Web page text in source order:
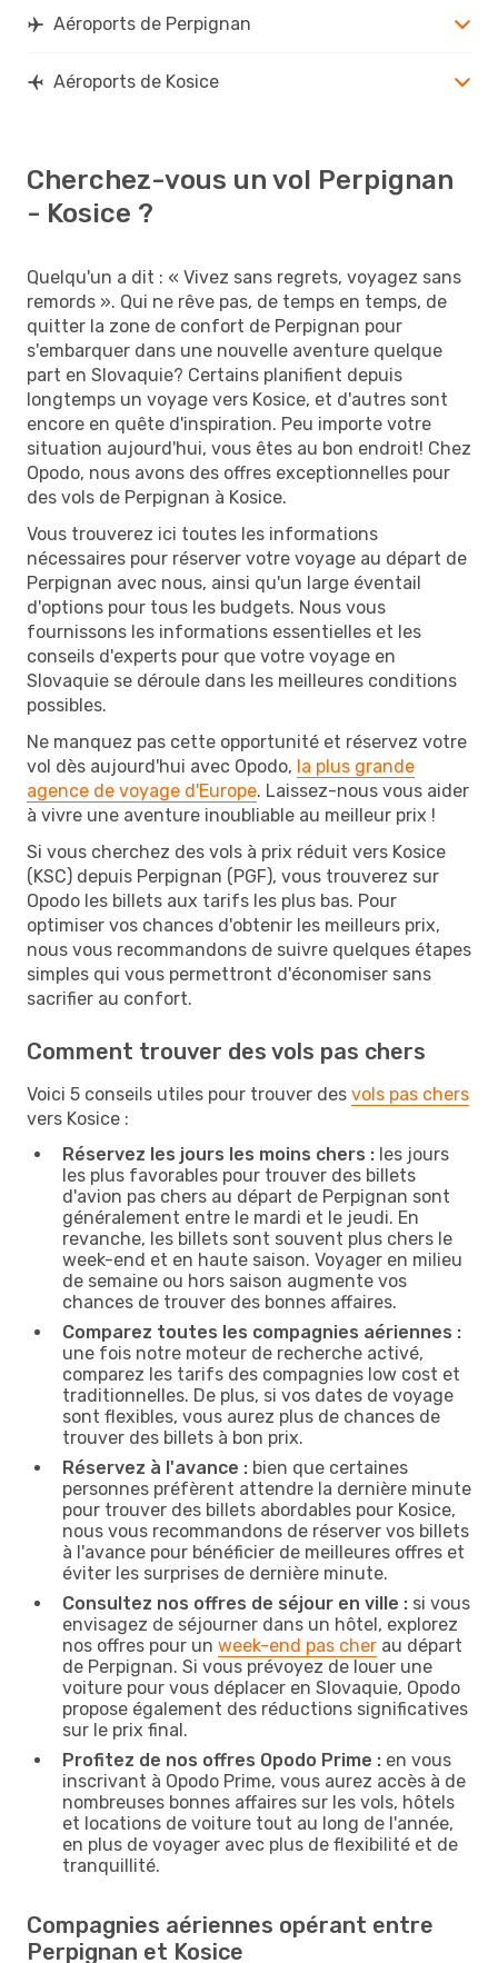
Aéroports de Perpignan
Aéroports de Kosice
Cherchez-vous un vol Perpignan
- Kosice ?
Quelqu'un a dit : « Vivez sans regrets, voyagez sans
remords ». Qui ne rêve pas, de temps en temps, de
quitter la zone de confort de Perpignan pour
s'embarquer dans une nouvelle aventure quelque
part en Slovaquie? Certains planifient depuis
longtemps un voyage vers Kosice, et d'autres sont
encore en quête d'inspiration. Peu importe votre
situation aujourd'hui, vous êtes au bon endroit! Chez
Opodo, nous avons des offres exceptionnelles pour
des vols de Perpignan à Kosice.
Vous trouverez ici toutes les informations
nécessaires pour réserver votre voyage au départ de
Perpignan avec nous, ainsi qu'un large éventail
d'options pour tous les budgets. Nous vous
fournissons les informations essentielles et les
conseils d'experts pour que votre voyage en
Slovaquie se déroule dans les meilleures conditions
possibles.
Ne manquez pas cette opportunité et réservez votre
vol dès aujourd'hui avec Opodo, la plus grande
agence de voyage d'Europe. Laissez-nous vous aider
à vivre une aventure inoubliable au meilleur prix !
Si vous cherchez des vols à prix réduit vers Kosice
(KSC) depuis Perpignan (PGF), vous trouverez sur
Opodo les billets aux tarifs les plus bas. Pour
optimiser vos chances d'obtenir les meilleurs prix,
nous vous recommandons de suivre quelques étapes
simples qui vous permettront d'économiser sans
sacrifier au confort.
Comment trouver des vols pas chers
Voici 5 conseils utiles pour trouver des vols pas chers
vers Kosice :
Réservez les jours les moins chers : les jours
les plus favorables pour trouver des billets
d'avion pas chers au départ de Perpignan sont
généralement entre le mardi et le jeudi. En
revanche, les billets sont souvent plus chers le
week-end et en haute saison. Voyager en milieu
de semaine ou hors saison augmente vos
chances de trouver des bonnes affaires.
Comparez toutes les compagnies aériennes :
une fois notre moteur de recherche activé,
comparez les tarifs des compagnies low cost et
traditionnelles. De plus, si vos dates de voyage
sont flexibles, vous aurez plus de chances de
trouver des billets à bon prix.
Réservez à l'avance : bien que certaines
personnes préfèrent attendre la dernière minute
pour trouver des billets abordables pour Kosice,
nous vous recommandons de réserver vos billets
à l'avance pour bénéficier de meilleures offres et
éviter les surprises de dernière minute.
Consultez nos offres de séjour en ville : si vous
envisagez de séjourner dans un hôtel, explorez
nos offres pour un week-end pas cher au départ
de Perpignan. Si vous prévoyez de louer une
voiture pour vous déplacer en Slovaquie, Opodo
propose également des réductions significatives
sur le prix final.
Profitez de nos offres Opodo Prime : en vous
inscrivant à Opodo Prime, vous aurez accès à de
nombreuses bonnes affaires sur les vols, hôtels
et locations de voiture tout au long de l'année,
en plus de voyager avec plus de flexibilité et de
tranquillité.
Compagnies aériennes opérant entre
Perpignan et Kosice